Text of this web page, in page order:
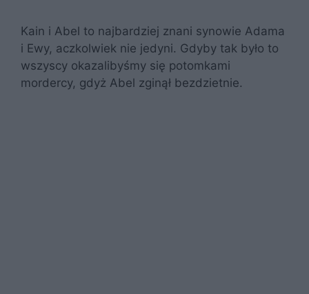
Kain i Abel to najbardziej znani synowie Adama
i Ewy, aczkolwiek nie jedyni. Gdyby tak było to
wszyscy okazalibyśmy się potomkami
mordercy, gdyż Abel zginął bezdzietnie.